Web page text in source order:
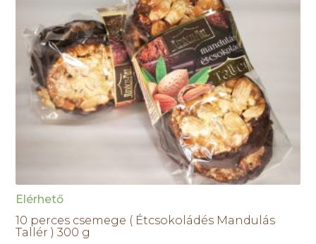
Elérhető
10 perces csemege ( Étcsokoládés Mandulás
Tallér ) 300 g